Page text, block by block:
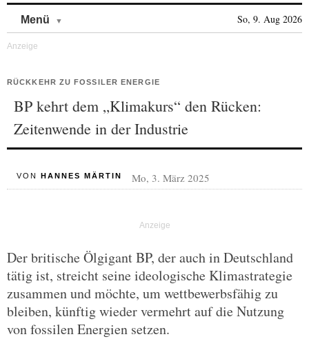
Menü So, 9. Aug 2026
RÜCKKEHR ZU FOSSILER ENERGIE
BP kehrt dem „Klimakurs“ den Rücken:
Zeitenwende in der Industrie
VON HANNES MÄRTIN Mo, 3. März 2025
Der britische Ölgigant BP, der auch in Deutschland
tätig ist, streicht seine ideologische Klimastrategie
zusammen und möchte, um wettbewerbsfähig zu
bleiben, künftig wieder vermehrt auf die Nutzung
von fossilen Energien setzen.